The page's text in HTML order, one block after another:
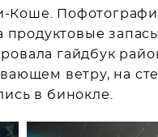
Коше.
гайдбук
ветру, на
в бинокле.